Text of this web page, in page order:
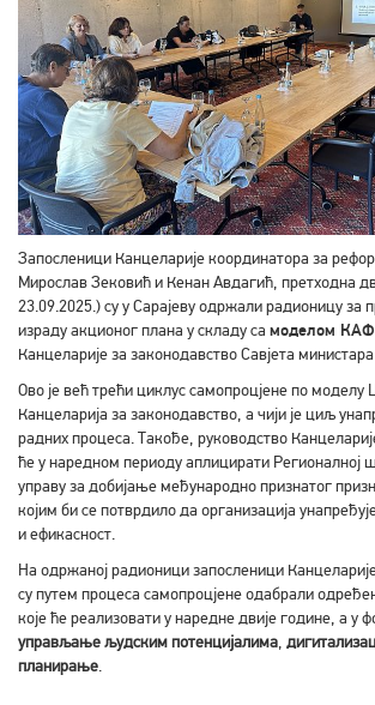
Запосленици Канцеларије координатора за
Мирослав Зековић и Кенан Авдагић, претходна
23.09.2025.) су у Сарајеву одржали радионицу за
израду акционог плана у складу са моделом КАФ
Канцеларије за законодавство Савјета
Ово је већ трећи циклус самопроцјене по моделу
Канцеларија за законодавство, а чији је циљ
радних процеса. Такође, руководство
ће у наредном периоду аплицирати Регионалној
управу за добијање међународно признатог
којим би се потврдило да организација
и ефикасност.
На одржаној радионици запосленици
су путем процеса самопроцјене одабрали
које ће реализовати у наредне двије године, а у
управљање људским потенцијалима,
планирање.